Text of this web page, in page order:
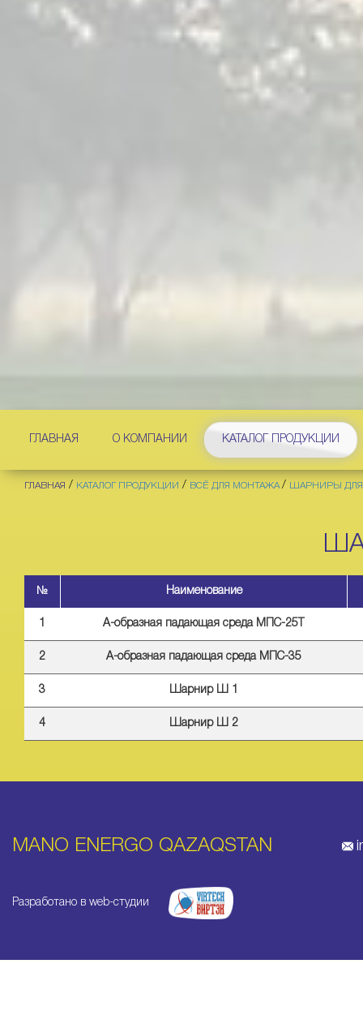
ГЛАВНАЯ О КОМПАНИИ КАТАЛОГ ПРОДУКЦИИ
ГЛАВНАЯ / КАТАЛОГ ПРОДУКЦИИ / ВСЁ ДЛЯ МОНТАЖА / ШАРНИРЫ
№ Наименование
1 А-образная падающая среда МПС-25Т
2 А-образная падающая среда МПС-35
3 Шарнир Ш 1
4 Шарнир Ш 2
MANO ENERGO QAZAQSTAN
Разработано в web-студии